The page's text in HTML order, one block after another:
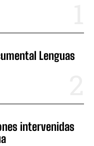
Lenguas
intervenidas